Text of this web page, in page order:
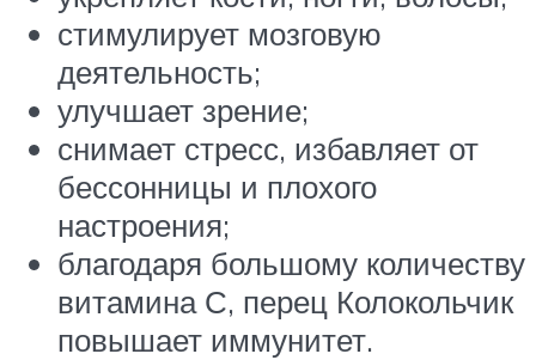
стимулирует мозговую
деятельность;
улучшает зрение;
снимает стресс, избавляет от
бессонницы и плохого
настроения;
благодаря большому количеству
витамина С, перец Колокольчик
повышает иммунитет.